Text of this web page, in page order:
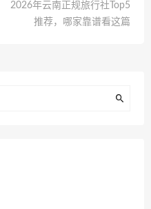
2026年云南正规旅行社Top5
推荐，哪家靠谱看这篇